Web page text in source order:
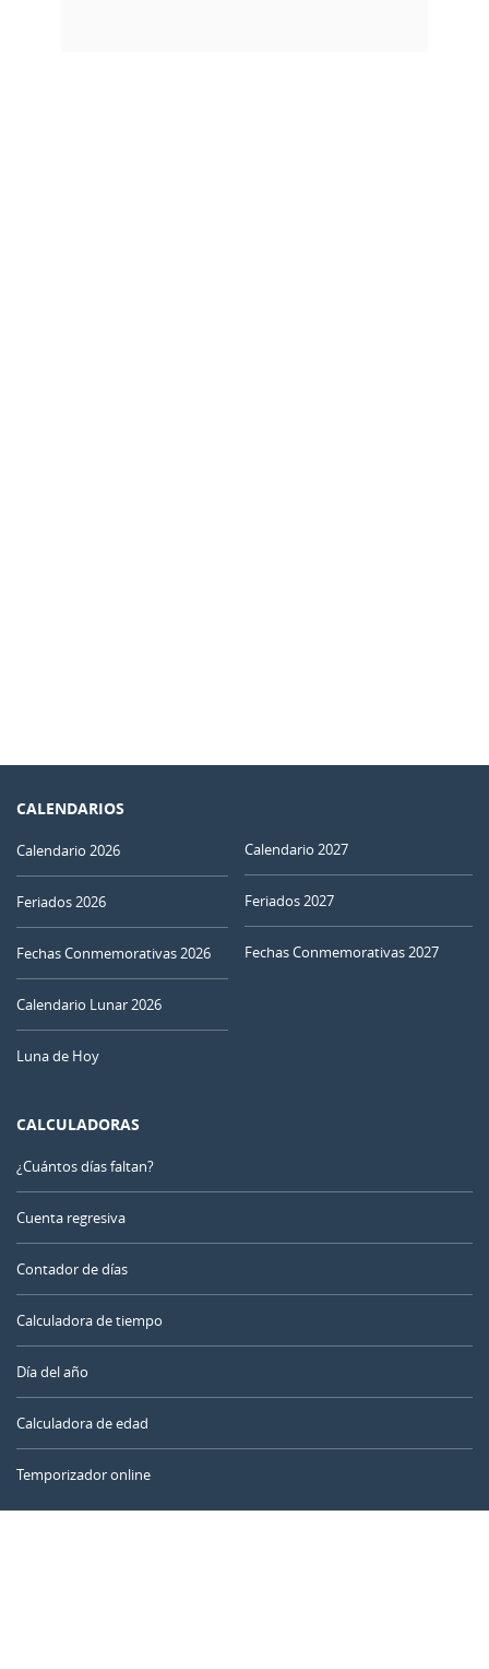
CALENDARIOS
Calendario 2026
Feriados 2026
Fechas Conmemorativas 2026
Calendario Lunar 2026
Luna de Hoy
Calendario 2027
Feriados 2027
Fechas Conmemorativas 2027
CALCULADORAS
¿Cuántos días faltan?
Cuenta regresiva
Contador de días
Calculadora de tiempo
Día del año
Calculadora de edad
Temporizador online